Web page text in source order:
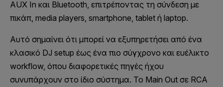
AUX In και Bluetooth, επιτρέποντας τη σύνδεση με
πικάπ, media players, smartphone, tablet ή laptop.
Αυτό σημαίνει ότι μπορεί να εξυπηρετήσει από ένα
κλασικό DJ setup έως ένα πιο σύγχρονο και ευέλικτο
workflow, όπου διαφορετικές πηγές ήχου
συνυπάρχουν στο ίδιο σύστημα. Το Main Out σε RCA